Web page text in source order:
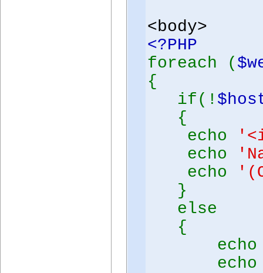
<body>
<?PHP
foreach (
{
if(!
{
echo
echo
echo
}
else
{